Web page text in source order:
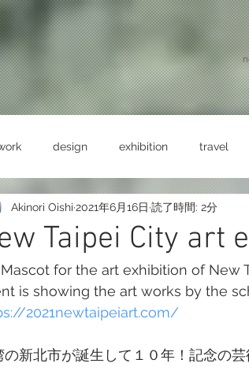
design exhibition travel
Taipei City art
Akinori Oishi 2021年6月16日 読了時間: 2分
for the art exhibition of New
is showing the art works by the
2021newtaipeiart.com/
の新北市が誕生して１０年！記念の芸